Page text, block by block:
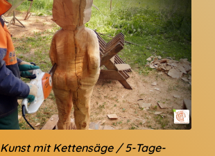
Kunst mit Kettensäge / 5-Tage-